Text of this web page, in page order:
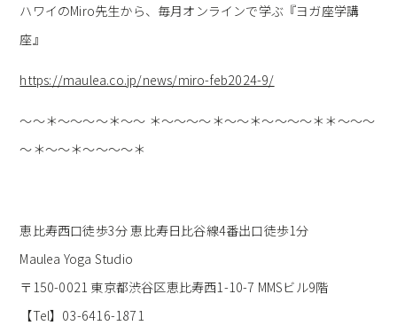
ハワイのMiro先生から、毎月オンラインで学ぶ『ヨガ座学講
座』
https://maulea.co.jp/news/miro-feb2024-9/
～～＊～～～～＊～～ ＊～～～～＊～～＊～～～～＊＊～～～
～＊～～＊～～～～＊
恵比寿西口徒歩3分 恵比寿日比谷線4番出口徒歩1分
Maulea Yoga Studio
〒150-0021 東京都渋谷区恵比寿西1-10-7 MMSビル9階
【Tel】03-6416-1871